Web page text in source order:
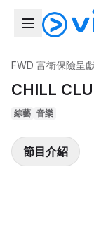
FWD 富衛保險呈
CHILL
綜藝 音樂
節目介紹